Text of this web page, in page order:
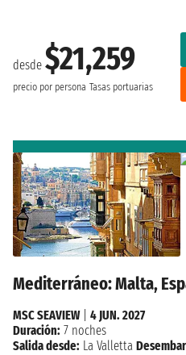
desde $21,259
precio por persona Tasas portuarias
Mediterráneo: Malta,
MSC SEAVIEW| 4 JUN. 2027
Duración: 7 noches
Salida desde: La Valletta